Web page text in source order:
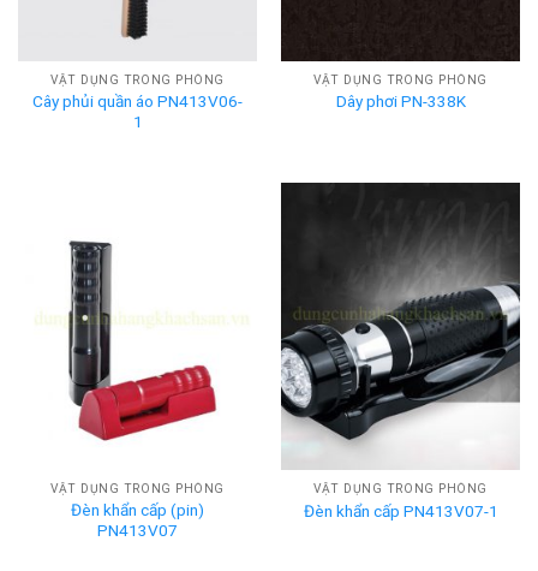
VẬT DỤNG TRONG PHÒNG
Cây phủi quần áo PN413V06-
1
VẬT DỤNG TRONG PHÒNG
Dây phơi PN-338K
VẬT DỤNG TRONG PHÒNG
Đèn khẩn cấp (pin)
PN413V07
VẬT DỤNG TRONG PHÒNG
Đèn khẩn cấp PN413V07-1